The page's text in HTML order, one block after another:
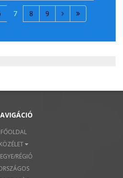
7 8 9
FŐOLDAL
KÖZÉLET
RÉGIÓ